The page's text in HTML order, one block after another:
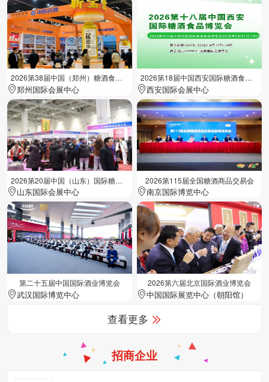
2026第38届中国（郑州）糖酒食品交易会
郑州国际会展中心
2026第18届中国西安国际糖酒食品展览会
西安国际会展中心
2026第20届中国（山东）国际糖酒食品交易会
山东国际会展中心
2026第115届全国糖酒商品交易会
南京国际博览中心
第二十五届中国国际酒业博览会
武汉国际博览中心
2026第六届北京国际酒业博览会
中国国际展览中心（朝阳馆）
查看更多
招商企业